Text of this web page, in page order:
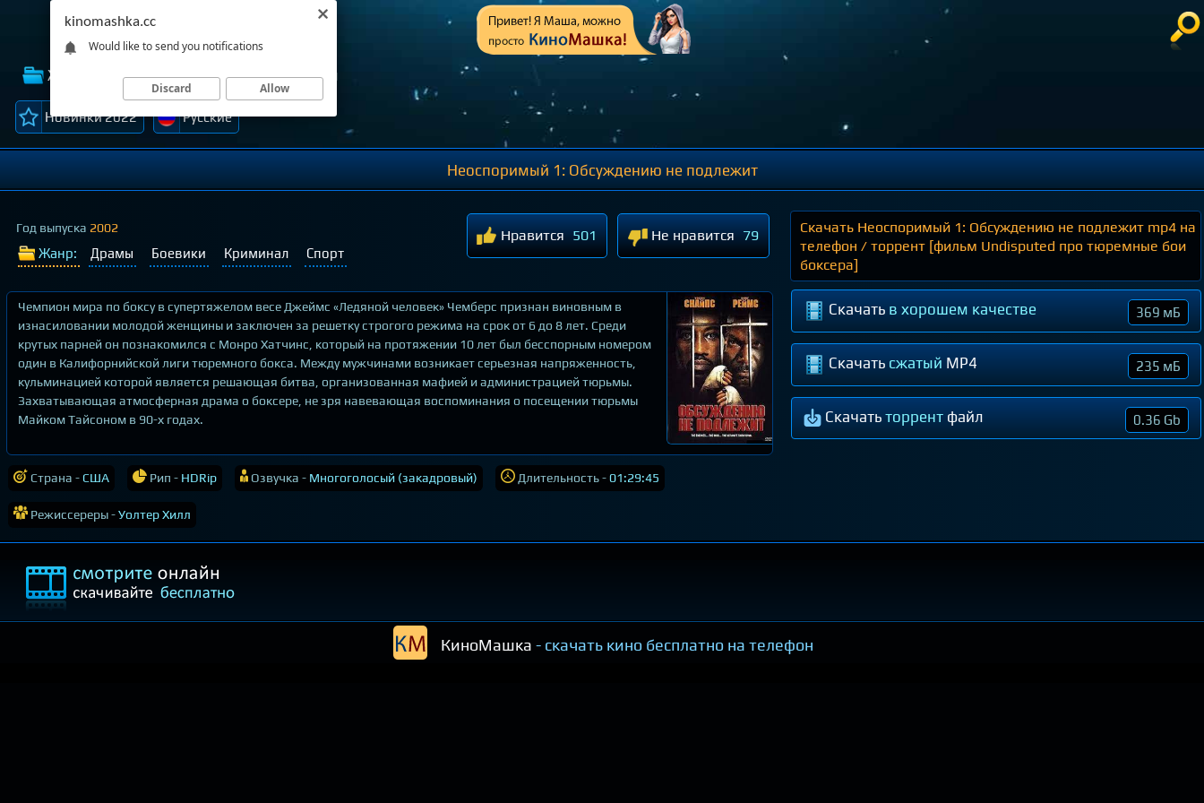
Жанры Лучшие фильмы Темы
Новинки 2022 Русские
Неоспоримый 1: Обсуждению не подлежит
Год выпуска 2002
Жанр: Драмы Боевики Криминал Спорт
Нравится 501 Не нравится 79
Чемпион мира по боксу в супертяжелом весе Джеймс «Ледяной человек» Чемберс признан виновным в
изнасиловании молодой женщины и заключен за решетку строгого режима на срок от 6 до 8 лет. Среди
крутых парней он познакомился с Монро Хатчинс, который на протяжении 10 лет был бесспорным номером
один в Калифорнийской лиги тюремного бокса. Между мужчинами возникает серьезная напряженность,
кульминацией которой является решающая битва, организованная мафией и администрацией тюрьмы.
Захватывающая атмосферная драма о боксере, не зря навевающая воспоминания о посещении тюрьмы
Майком Тайсоном в 90-х годах.
Страна -США Рип - HDRip Озвучка - Многоголосый (закадровый) Длительность -01:29:45
Режиссереры -Уолтер Хилл
Скачать Неоспоримый 1: Обсуждению не подлежит mp4 на
телефон / торрент [фильм Undisputed про тюремные бои
боксера]
Скачать в хорошем качестве 369 мБ
Скачать сжатый MP4 235 мБ
Скачать торрент файл 0.36 Gb
КиноМашка - скачать кино бесплатно на телефон
kinomashka.cc
Would like to send you notifications
Discard Allow